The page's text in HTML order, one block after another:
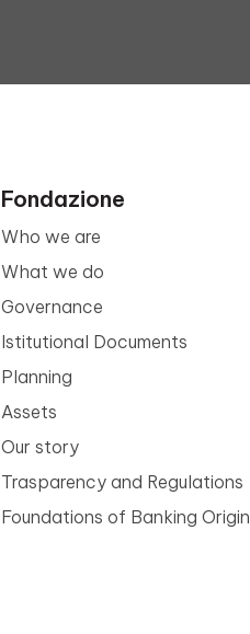
Fondazione
Who we are
What we do
Governance
Istitutional Documents
Planning
Assets
Our story
Trasparency and Regulations
Foundations of Banking Origin